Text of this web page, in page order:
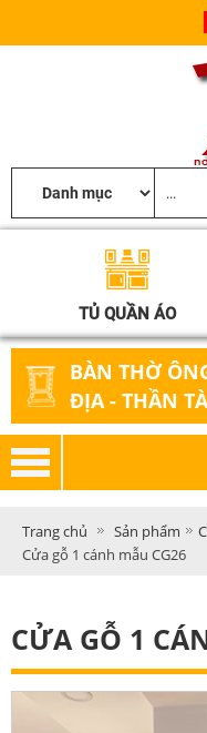
TỦ QUẦN ÁO
BÀN THỜ
ĐỊA - THẦN
GỖ
Trang chủ Sản phẩm
Cửa gỗ 1 cánh mẫu CG26
CỬA GỖ 1